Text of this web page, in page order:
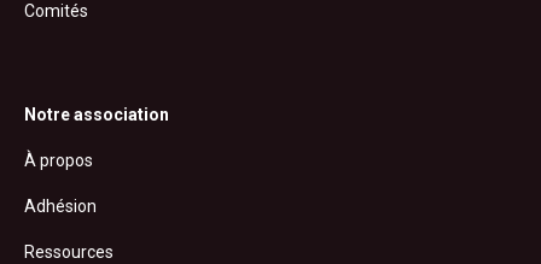
Comités
Notre association
À propos
Adhésion
Ressources